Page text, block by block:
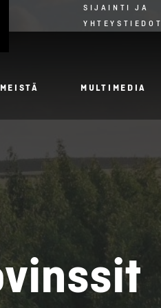
SIJAINTI JA
YHTEYSTIEDOT
MULTIMEDIA